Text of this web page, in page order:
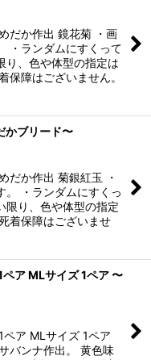
だか作出 鏡花菊 ・画
・ランダムにすくって
り、色や体型の指定は
保障はございません。
かブリード〜
だか作出 菊銀紅玉 ・
。 ・ランダムにすくっ
限り、色や体型の指定
着保障はございませ
ア MLサイズ 1ペア 〜
ア MLサイズ 1ペア
バンナ作出。 黄色味